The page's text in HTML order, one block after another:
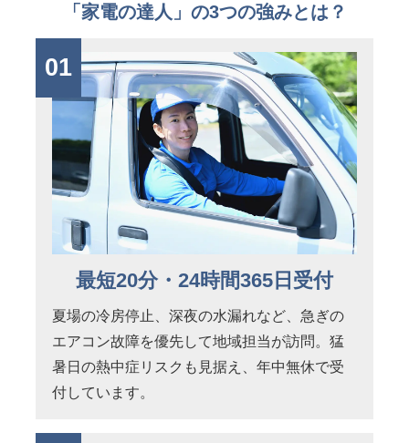
「家電の達人」の3つの強みとは？
01
最短20分・24時間365日受付
夏場の冷房停止、深夜の水漏れなど、急ぎの
エアコン故障を優先して地域担当が訪問。猛
暑日の熱中症リスクも見据え、年中無休で受
付しています。